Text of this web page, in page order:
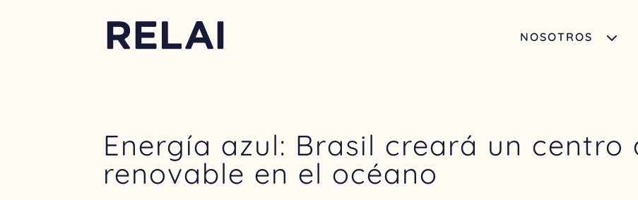
NOSOTROS
Energía azul: Brasil creará un centro
renovable en el océano